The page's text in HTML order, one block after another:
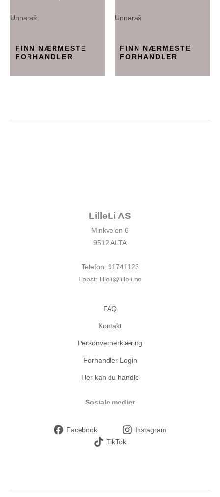
Unnaraš
FINN NÆRMESTE
FORHANDLER
Unnaraš
FINN NÆRMESTE
FORHANDLER
LilleLi AS
Minkveien 6
9512 ALTA
Telefon: 91741123
Epost: lilleli@lilleli.no
FAQ
Kontakt
Personvernerklæring
Forhandler Login
Her kan du handle
Sosiale medier
Facebook
Instagram
TikTok